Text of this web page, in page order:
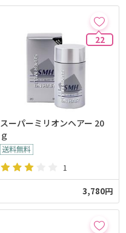
22
スーパーミリオンヘアー 20
ｇ
1
3,780円